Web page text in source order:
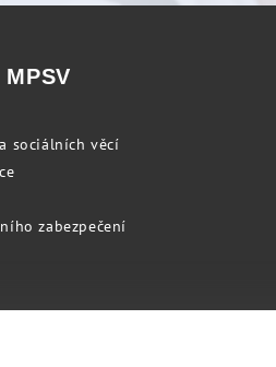
sociálních věcí
zabezpečení